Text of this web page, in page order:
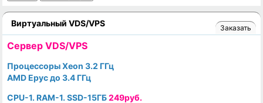
Виртуальный VDS/VPS Заказать
Cервер VDS/VPS
Процессоры Xeon 3.2 ГГц
AMD Epyc до 3.4 ГГц
CPU-1. RAM-1. SSD-15ГБ249руб.